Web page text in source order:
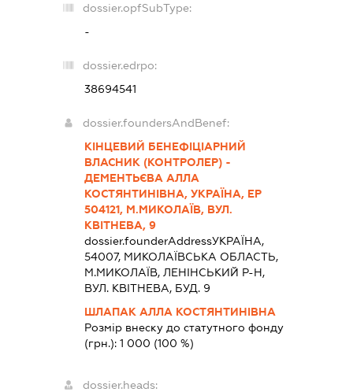
dossier.opfSubType:
-
dossier.edrpo:
38694541
dossier.foundersAndBenef:
КІНЦЕВИЙ БЕНЕФІЦІАРНИЙ
ВЛАСНИК (КОНТРОЛЕР) -
ДЕМЕНТЬЄВА АЛЛА
КОСТЯНТИНІВНА, УКРАЇНА, ЕР
504121, М.МИКОЛАЇВ, ВУЛ.
КВІТНЕВА, 9
dossier.founderAddressУКРАЇНА,
54007, МИКОЛАЇВСЬКА ОБЛАСТЬ,
М.МИКОЛАЇВ, ЛЕНІНСЬКИЙ Р-Н,
ВУЛ. КВІТНЕВА, БУД. 9
ШЛАПАК АЛЛА КОСТЯНТИНІВНА
Розмір внеску до статутного фонду
(грн.):1 000 (100 %)
dossier.heads: